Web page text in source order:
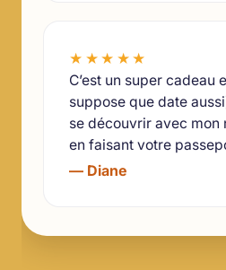
★★★★★
C’est un super cadeau
suppose que date
se découvrir avec mon
en faisant votre
— Diane